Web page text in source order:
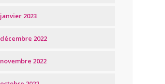
janvier 2023
décembre 2022
novembre 2022